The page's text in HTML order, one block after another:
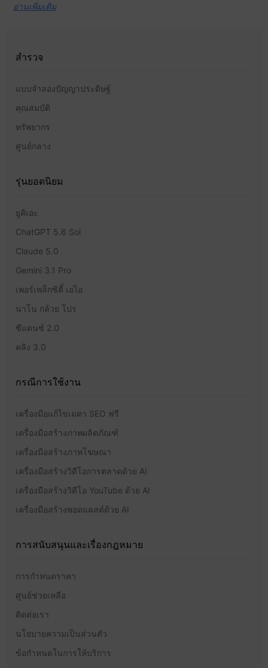
อ่านเพิ่มเติม
สำรวจ
แบบจำลองปัญญาประดิษฐ์
คุณสมบัติ
ทรัพยากร
ศูนย์กลาง
รุ่นยอดนิยม
ยูคิเอะ
ChatGPT 5.6 Sol
Claude 5.0
Gemini 3.1 Pro
เพอร์เพล็กซิตี้ เอไอ
นาโน กล้วย โปร
ซีแดนซ์ 2.0
คลิง 3.0
กรณีการใช้งาน
เครื่องมือแก้ไขเมตา SEO ฟรี
เครื่องมือสร้างภาพผลิตภัณฑ์
เครื่องมือสร้างภาพโฆษณา
เครื่องมือสร้างวิดีโอการตลาดด้วย AI
เครื่องมือสร้างวิดีโอ YouTube ด้วย AI
เครื่องมือสร้างพอดแคสต์ด้วย AI
การสนับสนุนและเรื่องกฎหมาย
การกำหนดราคา
ศูนย์ช่วยเหลือ
ติดต่อเรา
นโยบายความเป็นส่วนตัว
ข้อกำหนดในการให้บริการ